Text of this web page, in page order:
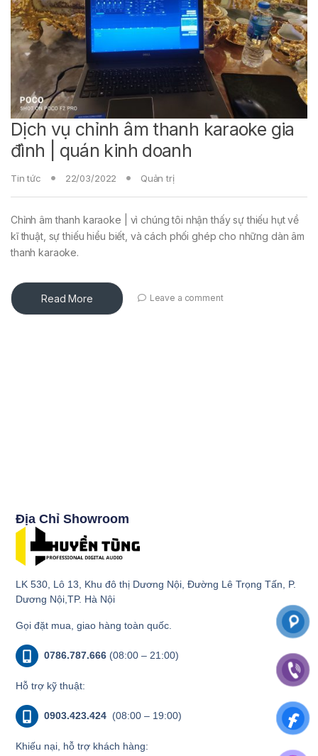
Dịch vụ chỉnh âm thanh karaoke gia
đình | quán kinh doanh
Tin tức 22/03/2022 Quản trị
Chỉnh âm thanh karaoke | vì chúng tôi nhận thấy sự thiếu hụt về
kĩ thuật, sự thiếu hiểu biết, và cách phối ghép cho những dàn âm
thanh karaoke.
Read More Leave a comment
Địa Chỉ Showroom
LK 530, Lô 13, Khu đô thị Dương Nội, Đường Lê Trọng Tấn, P.
Dương Nội,TP. Hà Nội
Gọi đặt mua, giao hàng toàn quốc.
0786.787.666 (08:00 – 21:00)
Hỗ trợ kỹ thuật:
0903.423.424 (08:00 – 19:00)
Khiếu nại, hỗ trợ khách hàng: